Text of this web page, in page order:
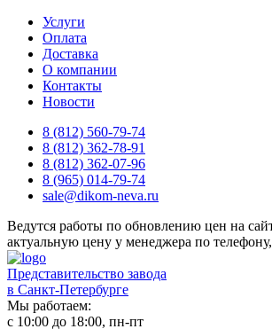
Услуги
Оплата
Доставка
О компании
Контакты
Новости
8 (812) 560-79-74
8 (812) 362-78-91
8 (812) 362-07-96
8 (965) 014-79-74
sale@dikom-neva.ru
Ведутся работы по обновлению цен на
актуальную цену у менеджера по
Представительство завода
в Санкт-Петербурге
Мы работаем:
с 10:00 до 18:00, пн-пт